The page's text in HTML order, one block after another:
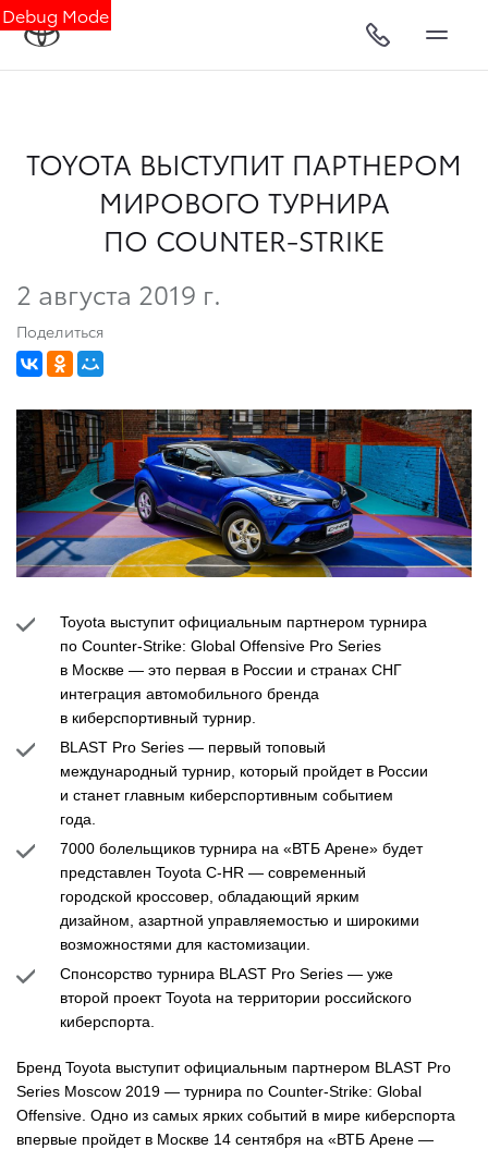
Debug Mode
TOYOTA ВЫСТУПИТ ПАРТНЕРОМ
МИРОВОГО ТУРНИРА
ПО COUNTER-STRIKE
2 августа 2019 г.
Поделиться
Toyota выступит официальным партнером турнира
по Counter-Strike: Global Offensive Pro Series
в Москве — это первая в России и странах СНГ
интеграция автомобильного бренда
в киберспортивный турнир.
BLAST Pro Series — первый топовый
международный турнир, который пройдет в России
и станет главным киберспортивным событием
года.
7000 болельщиков турнира на «ВТБ Арене» будет
представлен Toyota C-HR — современный
городской кроссовер, обладающий ярким
дизайном, азартной управляемостью и широкими
возможностями для кастомизации.
Спонсорство турнира BLAST Pro Series — уже
второй проект Toyota на территории российского
киберспорта.
Бренд Toyota выступит официальным партнером BLAST Pro
Series Moscow 2019 — турнира по Counter-Strike: Global
Offensive. Одно из самых ярких событий в мире киберспорта
впервые пройдет в Москве 14 сентября на «ВТБ Арене —